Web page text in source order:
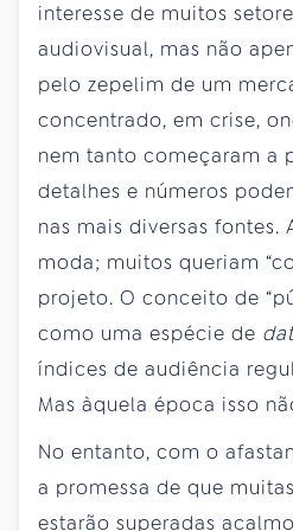
interesse de muitos
audiovisual, mas não
pelo zepelim de um
concentrado, em crise,
nem tanto começaram a
detalhes e números
nas mais diversas fontes.
moda; muitos queriam
projeto. O conceito de
como uma espécie de
índices de audiência
Mas àquela época isso
No entanto, com o
a promessa de que
estarão superadas